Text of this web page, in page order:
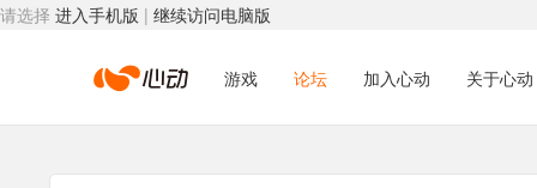
请选择 进入手机版 | 继续访问电脑版
心
动
游戏 论坛 加入心动 关于心动